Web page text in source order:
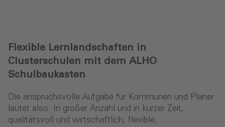
Flexible Lernlandschaften in
Clusterschulen mit dem ALHO
Schulbaukasten
Die anspruchsvolle Aufgabe für Kommunen und Planer
lautet also: In großer Anzahl und in kurzer Zeit,
qualitätsvoll und wirtschaftlich, flexible,